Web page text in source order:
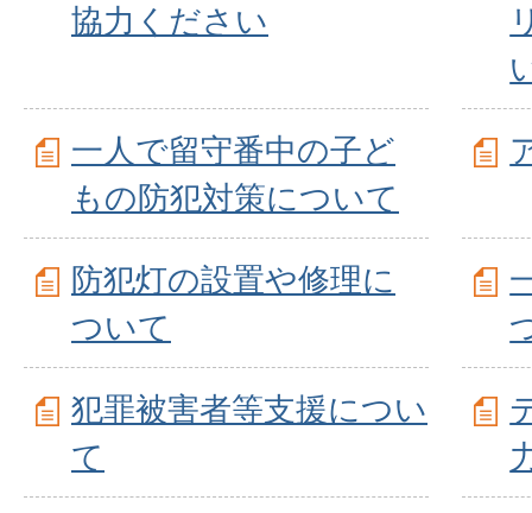
協力ください
一人で留守番中の子ど
もの防犯対策について
防犯灯の設置や修理に
ついて
犯罪被害者等支援につい
て